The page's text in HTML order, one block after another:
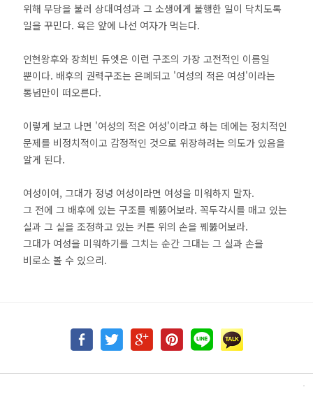
위해 무당을 불러 상대여성과 그 소생에게 불행한 일이 닥치도록
일을 꾸민다. 욕은 앞에 나선 여자가 먹는다.
인현왕후와 장희빈 듀엣은 이런 구조의 가장 고전적인 이름일
뿐이다. 배후의 권력구조는 은폐되고 '여성의 적은 여성'이라는
통념만이 떠오른다.
이렇게 보고 나면 '여성의 적은 여성'이라고 하는 데에는 정치적인
문제를 비정치적이고 감정적인 것으로 위장하려는 의도가 있음을
알게 된다.
여성이여, 그대가 정녕 여성이라면 여성을 미워하지 말자.
그 전에 그 배후에 있는 구조를 꿰뚫어보라. 꼭두각시를 매고 있는
실과 그 실을 조정하고 있는 커튼 위의 손을 꿰뚫어보라.
그대가 여성을 미워하기를 그치는 순간 그대는 그 실과 손을
비로소 볼 수 있으리.